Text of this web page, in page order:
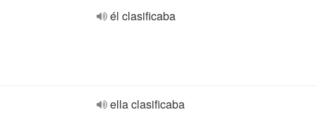
él clasificaba
ella clasificaba